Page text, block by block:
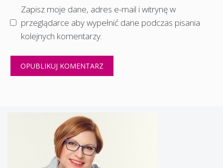
Zapisz moje dane, adres e-mail i witrynę w
przeglądarce aby wypełnić dane podczas pisania
kolejnych komentarzy.